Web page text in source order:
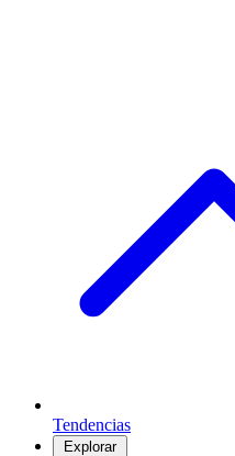
Tendencias
Explorar